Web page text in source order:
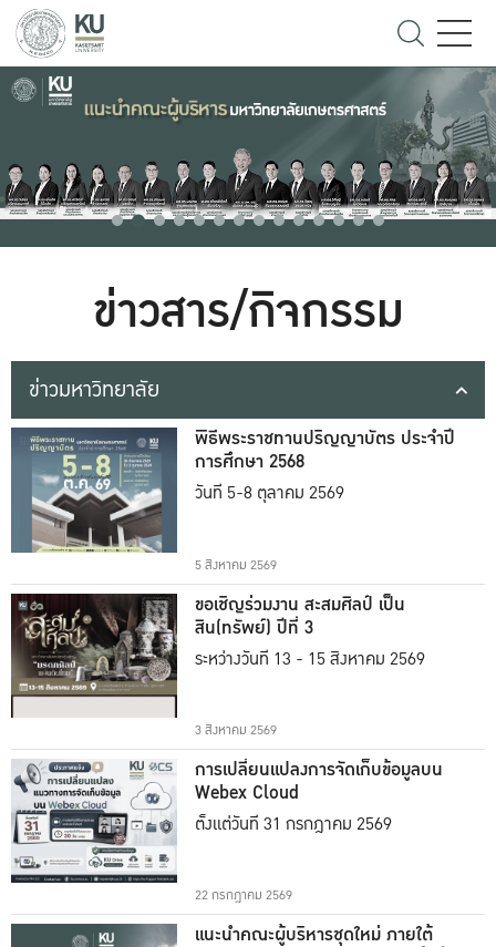
ข่าวสาร/กิจกรรม
ข่าวมหาวิทยาลัย
พิธีพระราชทานปริญญาบัตร ประจำปี
การศึกษา 2568
วันที่ 5-8 ตุลาคม 2569
5 สิงหาคม 2569
ขอเชิญร่วมงาน สะสมศิลป์ เป็น
สิน(ทรัพย์) ปีที่ 3
ระหว่างวันที่ 13 - 15 สิงหาคม 2569
3 สิงหาคม 2569
การเปลี่ยนแปลงการจัดเก็บข้อมูลบน
Webex Cloud
ตั้งแต่วันที่ 31 กรกฎาคม 2569
22 กรกฎาคม 2569
แนะนำคณะผู้บริหารชุดใหม่ ภายใต้